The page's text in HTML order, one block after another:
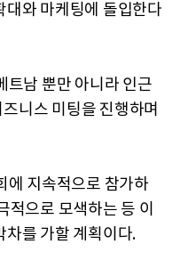
대와 마케팅에 돌입한다
트남 뿐만 아니라 인근
니스 미팅을 진행하며
에 지속적으로 참가하
적으로 모색하는 등 이
차를 가할 계획이다.